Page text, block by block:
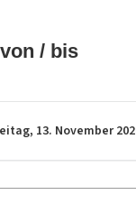
/ bis
13. November